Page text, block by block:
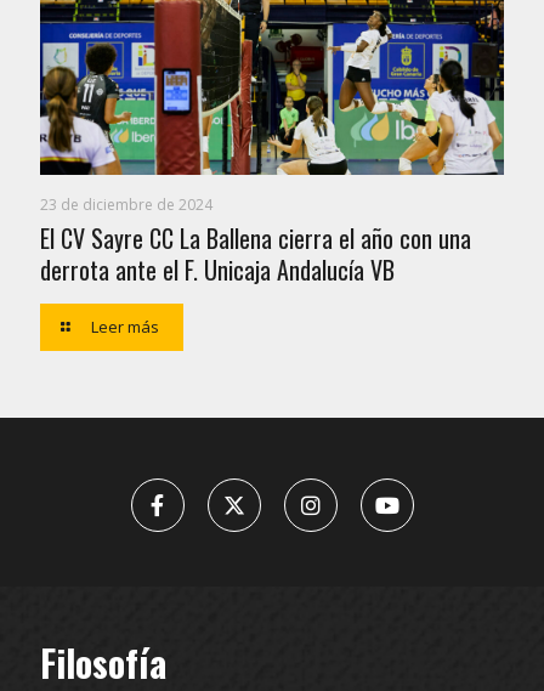
23 de diciembre de 2024
El CV Sayre CC La Ballena cierra el año con una
derrota ante el F. Unicaja Andalucía VB
Leer más
Filosofía